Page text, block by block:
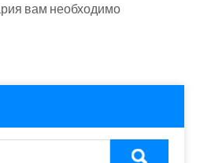
вам необходимо